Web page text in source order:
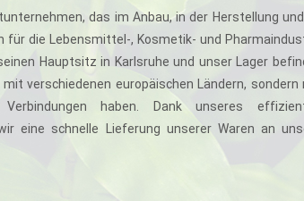
das im Anbau, in der Herstellung
für die Lebensmittel-, Kosmetik- und
Hauptsitz in Karlsruhe und unser Lager
verschiedenen europäischen Ländern, sondern
haben. Dank unseres
eine schnelle Lieferung unserer Waren an